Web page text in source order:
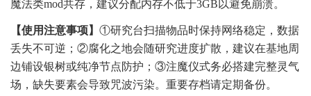
魔法类mod共存，建议分配内存不低于3GB以避免崩溃。
【使用注意事项】 ①研究台扫描物品时保持网络稳定，数据
丢失不可逆；②腐化之地会随研究进度扩散，建议在基地周
边铺设银树或纯净节点防护；③注魔仪式务必搭建完整灵气
场，缺失要素会导致咒波污染。重要存档请定期备份。